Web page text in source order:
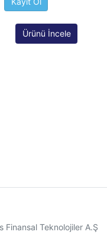
Ürünü İncele
Teknolojiler A.Ş